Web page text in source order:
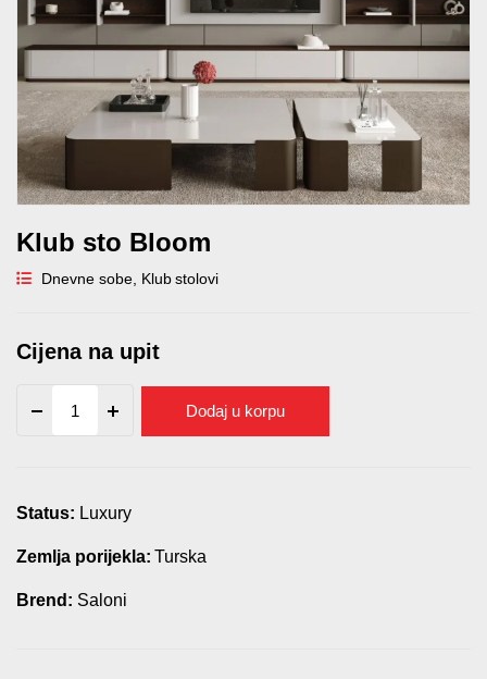
Klub sto Bloom
Dnevne sobe, Klub stolovi
Cijena na upit
Bloom
Dodaj u korpu
Status: Luxury
Zemlja porijekla: Turska
Brend: Saloni